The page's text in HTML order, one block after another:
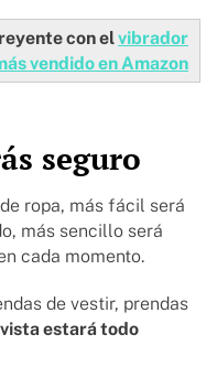
con elvibrador
vendido en Amazon
seguro
ropa, más fácil será
más sencillo será
cada momento.
de vestir, prendas
estará todo